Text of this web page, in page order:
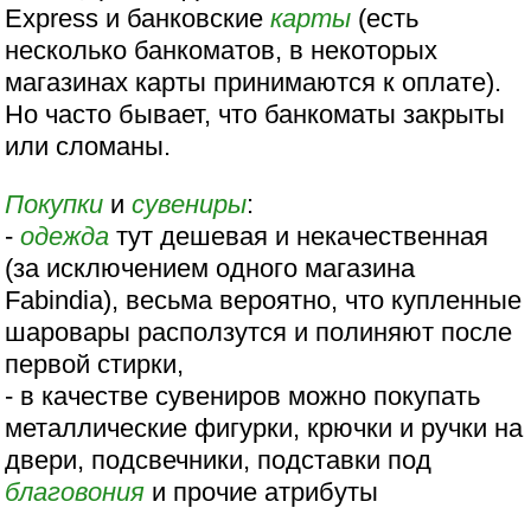
Express и банковскиекарты (есть
несколько банкоматов, в некоторых
магазинах карты принимаются к оплате).
Но часто бывает, что банкоматы закрыты
или сломаны.
Покупки исувениры:
-одежда тут дешевая и некачественная
(за исключением одного магазина
Fabindia), весьма вероятно, что купленные
шаровары расползутся и полиняют после
первой стирки,
- в качестве сувениров можно покупать
металлические фигурки, крючки и ручки на
двери, подсвечники, подставки под
благовония и прочие атрибуты